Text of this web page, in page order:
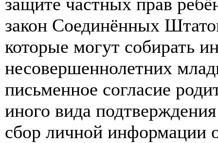
закон Соединённых
которые могут собирать
несовершеннолетних
письменное согласие
иного вида
сбор личной информации